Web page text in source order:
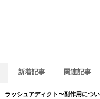
新着記事 関連記事
ラッシュアディクト〜副作用につい